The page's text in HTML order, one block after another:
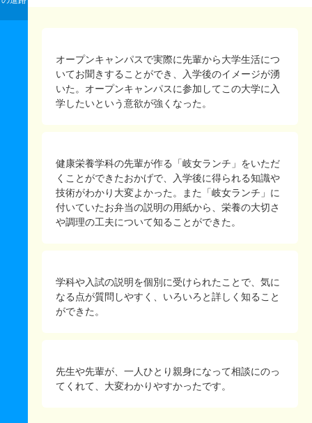
オープンキャンパスで実際に先輩から大学生活につ
いてお聞きすることができ、入学後のイメージが湧
いた。オープンキャンパスに参加してこの大学に入
学したいという意欲が強くなった。
健康栄養学科の先輩が作る「岐女ランチ」をいただ
くことができたおかげで、入学後に得られる知識や
技術がわかり大変よかった。また「岐女ランチ」に
付いていたお弁当の説明の用紙から、栄養の大切さ
や調理の工夫について知ることができた。
学科や入試の説明を個別に受けられたことで、気に
なる点が質問しやすく、いろいろと詳しく知ること
ができた。
先生や先輩が、一人ひとり親身になって相談にのっ
てくれて、大変わかりやすかったです。